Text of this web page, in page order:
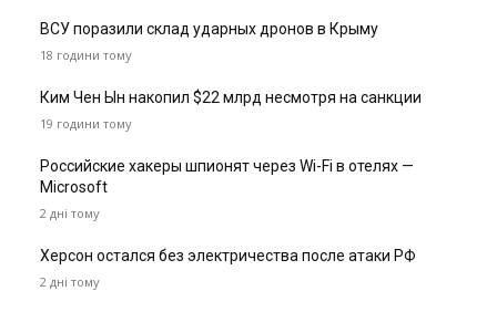
ВСУ поразили склад ударных дронов в Крыму
18 години тому
Ким Чен Ын накопил $22 млрд несмотря на санкции
19 години тому
Российские хакеры шпионят через Wi-Fi в отелях —
Microsoft
2 дні тому
Херсон остался без электричества после атаки РФ
2 дні тому